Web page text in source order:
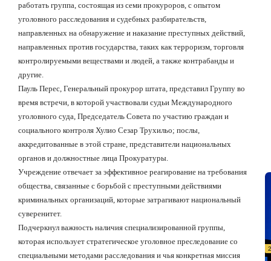
работать группа, состоящая из семи прокуроров, с опытом
уголовного расследования и судебных разбирательств,
направленных на обнаружение и наказание преступных действий,
направленных против государства, таких как терроризм, торговля
контролируемыми веществами и людей, а также контрабанды и
другие.
Пауль Перес, Генеральный прокурор штата, представил Группу во
время встречи, в которой участвовали судьи Международного
уголовного суда, Председатель Совета по участию граждан и
социального контроля Хулио Сезар Трухильо; послы,
аккредитованные в этой стране, представители национальных
органов и должностные лица Прокуратуры.
Учреждение отвечает за эффективное реагирование на требования
общества, связанные с борьбой с преступными действиями
криминальных организаций, которые затрагивают национальный
суверенитет.
Подчеркнул важность наличия специализированной группы,
которая использует стратегическое уголовное преследование со
специальными методами расследования и чья конкретная миссия